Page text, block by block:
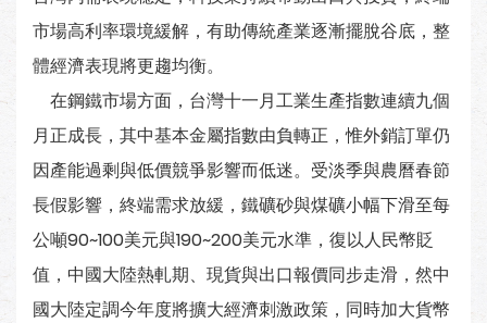
市場高利率環境緩解，有助傳統產業逐漸擺脫谷底，整
體經濟表現將更趨均衡。
在鋼鐵市場方面，台灣十一月工業生產指數連續九個
月正成長，其中基本金屬指數由負轉正，惟外銷訂單仍
因產能過剩與低價競爭影響而低迷。受淡季與農曆春節
長假影響，終端需求放緩，鐵礦砂與煤礦小幅下滑至每
公噸90~100美元與190~200美元水準，復以人民幣貶
值，中國大陸熱軋期、現貨與出口報價同步走滑，然中
國大陸定調今年度將擴大經濟刺激政策，同時加大貨幣